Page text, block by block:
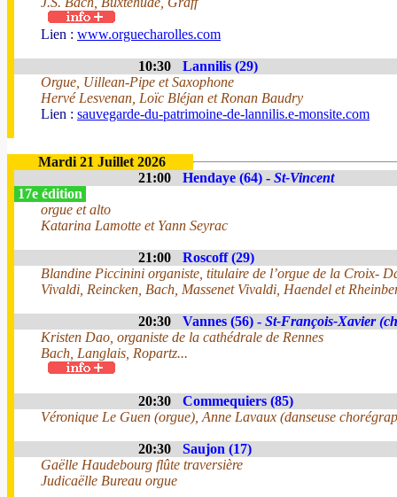
Lien : www.orguecharolles.com
10:30
Lannilis (29)
Orgue, Uillean-Pipe et Saxophone
Hervé Lesvenan, Loïc Bléjan et Ronan Baudry
Lien : sauvegarde-du-patrimoine-de-lannilis.e-monsite.com
Mardi 21 Juillet 2026
21:00
Hendaye (64) - St-Vincent
17e édition
orgue et alto
Katarina Lamotte et Yann Seyrac
21:00
Roscoff (29)
Blandine Piccinini organiste, titulaire de l’orgue de la Croix-
Vivaldi, Reincken, Bach, Massenet Vivaldi, Haendel et
20:30 Vannes (56) - St-François-Xavier
Kristen Dao, organiste de la cathédrale de Rennes
Bach, Langlais, Ropartz...
20:30
Commequiers (85)
Véronique Le Guen (orgue), Anne Lavaux (danseuse
20:30
Saujon (17)
Gaëlle Haudebourg flûte traversière
Judicaëlle Bureau orgue